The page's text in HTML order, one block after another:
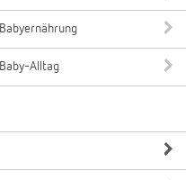
Babyernährung
Baby-Alltag